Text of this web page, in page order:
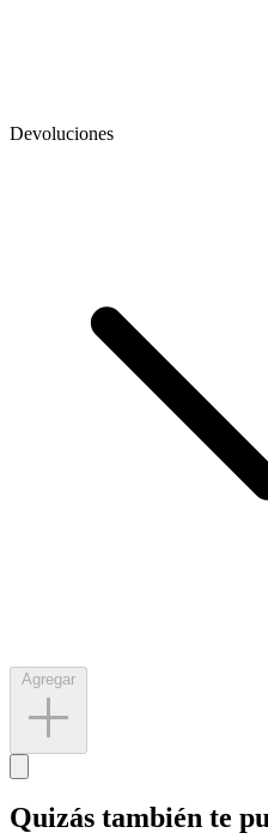
Devoluciones
Quizás también te